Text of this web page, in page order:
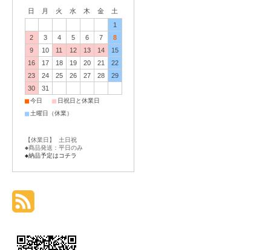
日 月 火 水 木 金
土
1
2
3 4 5 6 7
8
9
10 11 12 13 14
15
16
17 18 19 20 21
22
23
24 25 26 27 28
29
30
31
■今日 ■ 日祝日と休業日
■ 土曜日（休業）
【休業日】 土日祝
◆商品発送：平日のみ
◆納品予定はコチラ